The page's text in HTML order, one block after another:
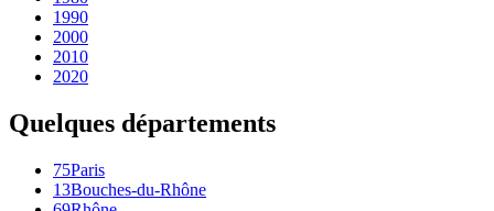
1990
2000
2010
2020
Quelques départements
75Paris
13Bouches-du-Rhône